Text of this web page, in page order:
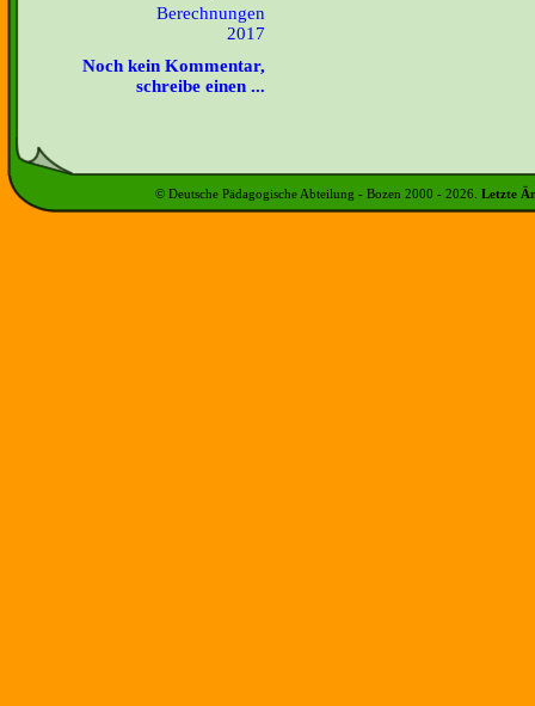
Berechnungen
2017
Noch kein Kommentar,
schreibe einen ...
© Deutsche Pädagogische Abteilung - Bozen 2000 - 2026 Letzte